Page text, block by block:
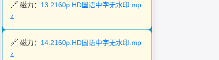
磁力： 13.2160p.HD国语中字无水印.mp
4
磁力： 14.2160p.HD国语中字无水印.mp
4